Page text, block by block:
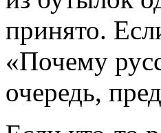
принято.
«Почему
очередь,